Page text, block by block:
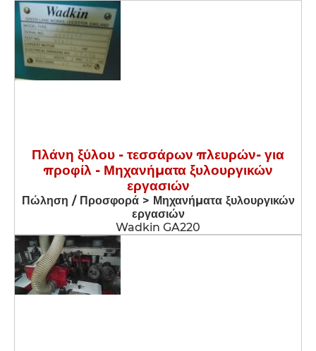
Πλάνη ξύλου - τεσσάρων πλευρών- για
προφίλ - Μηχανήματα ξυλουργικών
εργασιών
Πώληση / Προσφορά > Μηχανήματα ξυλουργικών
εργασιών
Wadkin GA220